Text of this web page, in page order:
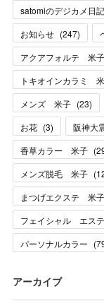
satomiのデジカメ日記
お知らせ (247)
アクアフォルテ 米子
トキオインカラミ
メンズ 米子 (23)
お花 (3) 阪神大
香草カラー 米子 (
メンズ脱毛 米子 (
まつげエクステ 米子
フェイシャル エス
パーソナルカラー (
アーカイブ